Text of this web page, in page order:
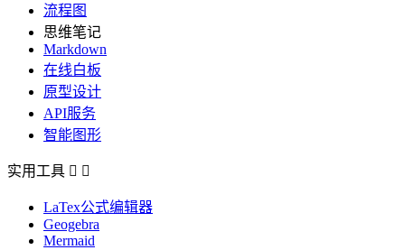
流程图
思维笔记
Markdown
在线白板
原型设计
API服务
智能图形
实用工具  
LaTex公式编辑器
Geogebra
Mermaid